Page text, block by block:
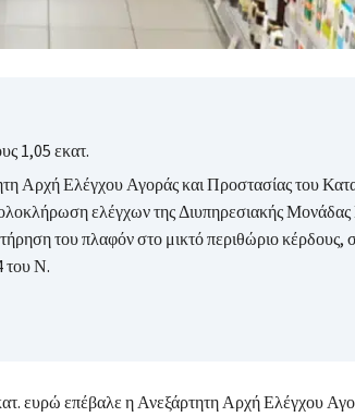
1,05 εκατ.
Αρχή Ελέγχου Αγοράς και Προστασίας του
ολοκλήρωση ελέγχων της Διυπηρεσιακής
του πλαφόν στο μικτό περιθώριο κέρδους,
του Ν.
ευρώ επέβαλε η Ανεξάρτητη Αρχή Ελέγχου